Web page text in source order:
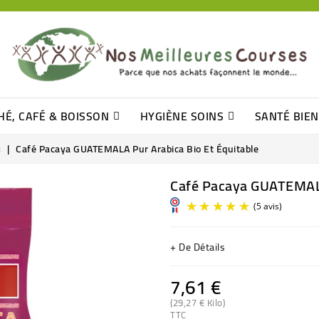
CAFÉ & BOISSON HYGIÈNE SOINS SANTÉ
Café Pacaya GUATEMALA Pur Arabica Bio Et Équitable
Café Pacaya
+ De Détails
7,61 €
(29,27 € Kilo)
TTC